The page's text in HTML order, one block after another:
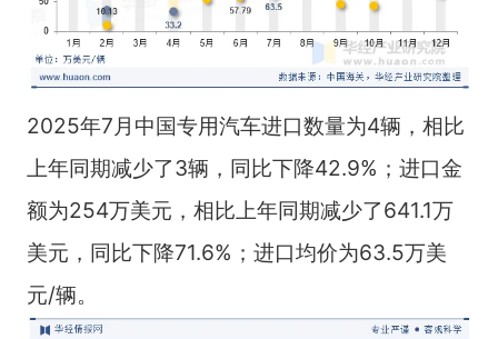
2025年7月中国专用汽车进口数量为4辆，相比
上年同期减少了3辆，同比下降42.9%；进口金
额为254万美元，相比上年同期减少了641.1万
美元，同比下降71.6%；进口均价为63.5万美
元/辆。